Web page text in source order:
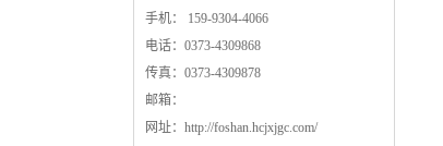
手机： 159-9304-4066
电话：0373-4309868
传真：0373-4309878
邮箱：
网址： http://foshan.hcjxjgc.com/